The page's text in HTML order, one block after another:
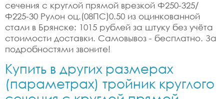
сечения с круглой прямой врезкой Ф250-325/
Ф225-30 Рулон оц.(08ПС)0.50 из оцинкованной
стали в Брянске: 1015 рублей за штуку без учёта
стоимости доставки. Самовывоз - бесплатно. За
подробностями звоните!
Купить в других размерах
(параметрах) тройник круглого